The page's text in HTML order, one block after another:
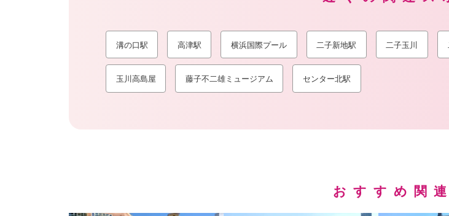
溝の口駅 高津駅 横浜国際プール 二子新地駅 二子玉川
玉川高島屋 藤子不二雄ミュージアム センター北駅
おすすめ関